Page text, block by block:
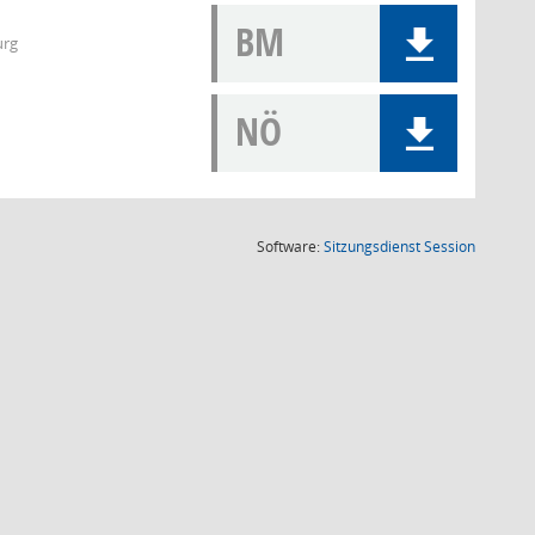
BM
NÖ
Software:SitzungsdienstSession(Wird in